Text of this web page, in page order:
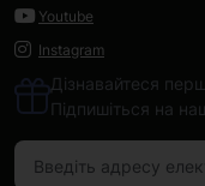
Youtube
Instagram
Дізнавайтеся
Підпишіться на